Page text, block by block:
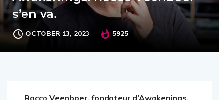
Awakenings: Rocco Veenboer
s’en va.
OCTOBER 13, 2023